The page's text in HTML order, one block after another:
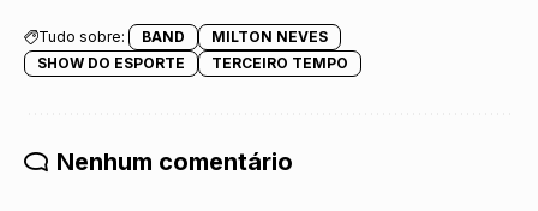
Tudo sobre: BAND
MILTON NEVES
SHOW DO ESPORTE
TERCEIRO TEMPO
Nenhum comentário